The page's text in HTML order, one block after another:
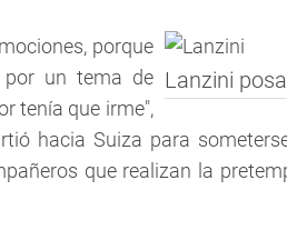
Lanzini
porque
por un tema de
tenía que irme",
hacia Suiza para
que realizan la